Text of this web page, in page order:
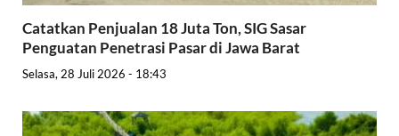
Catatkan Penjualan 18 Juta Ton, SIG Sasar
Penguatan Penetrasi Pasar di Jawa Barat
Selasa, 28 Juli 2026 - 18:43